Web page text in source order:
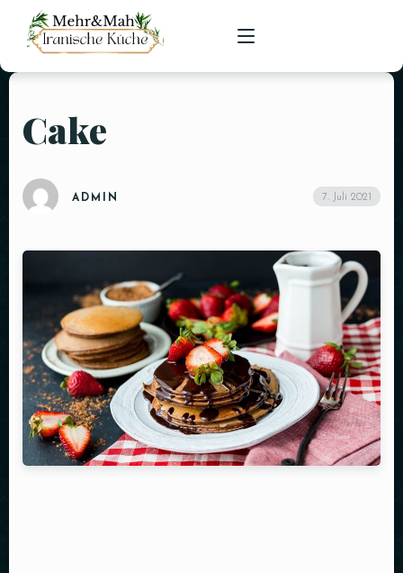
HOME
RESERVIERUNGEN
Cake
ADMIN 7. Juli 2021